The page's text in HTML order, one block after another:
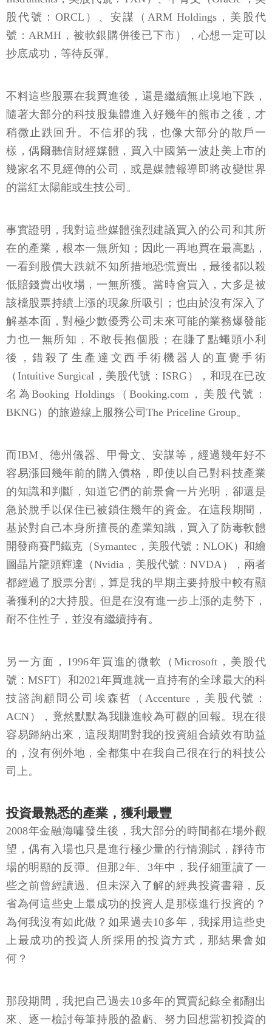
股代號：ORCL）、安謀（ARM Holdings，美股代
號：ARMH，被軟銀購併後已下市），心想一定可以
抄底成功，等待反彈。
不料這些股票在我買進後，還是繼續無止境地下跌，
隨著大部分的科技股集體進入好幾年的熊市之後，才
稍微止跌回升。不信邪的我，也像大部分的散戶一
樣，偶爾聽信財經媒體，買入中國第一波赴美上市的
幾家名不見經傳的公司，或是媒體報導即將改變世界
的當紅太陽能或生技公司。
事實證明，我對這些媒體強烈建議買入的公司和其所
在的產業，根本一無所知；因此一再地買在最高點，
一看到股價大跌就不知所措地恐慌賣出，最後都以殺
低賠錢賣出收場，一無所獲。當時會買入，大多是被
該檔股票持續上漲的現象所吸引；也由於沒有深入了
解基本面，對極少數優秀公司未來可能的業務爆發能
力也一無所知，不敢長抱個股；在賺了點蠅頭小利
後，錯殺了生產達文西手術機器人的直覺手術
（Intuitive Surgical，美股代號：ISRG），和現在已改
名為Booking Holdings（Booking.com，美股代號：
BKNG）的旅遊線上服務公司The Priceline Group。
而IBM、德州儀器、甲骨文、安謀等，經過幾年好不
容易漲回幾年前的購入價格，即使以自己對科技產業
的知識和判斷，知道它們的前景會一片光明，卻還是
急於脫手以保住已被鎖住幾年的資金。在這段期間，
基於對自己本身所擅長的產業知識，買入了防毒軟體
開發商賽門鐵克（Symantec，美股代號：NLOK）和繪
圖晶片龍頭輝達（Nvidia，美股代號：NVDA），兩者
都經過了股票分割，算是我的早期主要持股中較有顯
著獲利的2大持股。但是在沒有進一步上漲的走勢下，
耐不住性子，並沒有繼續持有。
另一方面，1996年買進的微軟（Microsoft，美股代
號：MSFT）和2021年買進就一直持有的全球最大的科
技諮詢顧問公司埃森哲（Accenture，美股代號：
ACN），竟然默默為我賺進較為可觀的回報。現在很
容易歸納出來，這段期間對我的投資組合績效有助益
的，沒有例外地，全都集中在我自己很在行的科技公
司上。
投資最熟悉的產業，獲利最豐
2008年金融海嘯發生後，我大部分的時間都在場外觀
望，偶有入場也只是進行極少量的行情測試，靜待市
場的明顯的反彈。但那2年、3年中，我仔細重讀了一
些之前曾經讀過、但未深入了解的經典投資書籍，反
省為何這些史上最成功的投資人是那樣進行投資的？
為何我沒有如此做？如果過去10多年，我採用這些史
上最成功的投資人所採用的投資方式，那結果會如
何？
那段期間，我把自己過去10多年的買賣紀錄全都翻出
來、逐一檢討每筆持股的盈虧、努力回想當初投資的